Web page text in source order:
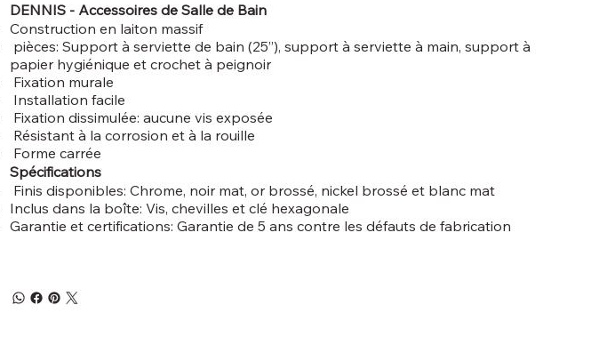
DENNIS - Accessoires de Salle de Bain
Construction en laiton massif
pièces: Support à serviette de bain (25’’), support à serviette à main, support à
papier hygiénique et crochet à peignoir
Fixation murale
Installation facile
Fixation dissimulée: aucune vis exposée
Résistant à la corrosion et à la rouille
Forme carrée
Spécifications
Finis disponibles: Chrome, noir mat, or brossé, nickel brossé et blanc mat
Inclus dans la boîte: Vis, chevilles et clé hexagonale
Garantie et certifications: Garantie de 5 ans contre les défauts de fabrication